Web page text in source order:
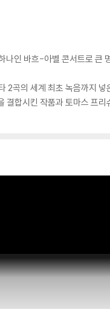
나인 바흐-아벨 콘서트로 큰
2곡의 세계 최초 녹음까지
결합시킨 작품과 토마스 프